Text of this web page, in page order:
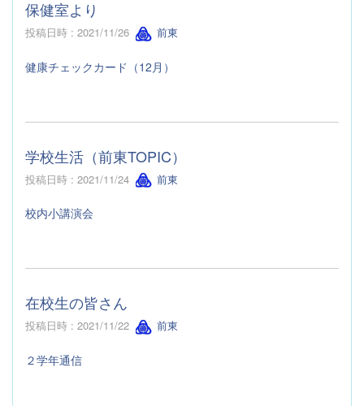
保健室より
投稿日時 : 2021/11/26 前東
健康チェックカード（12月）
学校生活（前東TOPIC）
投稿日時 : 2021/11/24 前東
校内小講演会
在校生の皆さん
投稿日時 : 2021/11/22 前東
２学年通信